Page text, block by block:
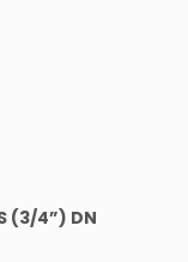
(3/4”) DN